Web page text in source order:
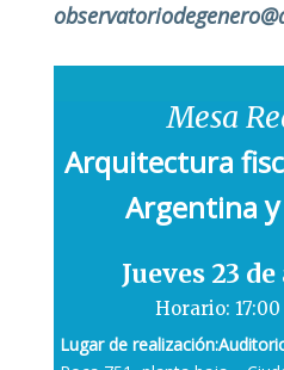
Mesa
Arquitectura
Argentina
Jueves 23
Horario: 17:00
Lugar de realización: